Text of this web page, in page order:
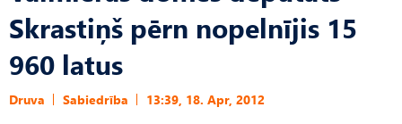
Skrastiņš pērn nopelnījis 15
960 latus
Druva Sabiedrība 13:39, 18. Apr, 2012